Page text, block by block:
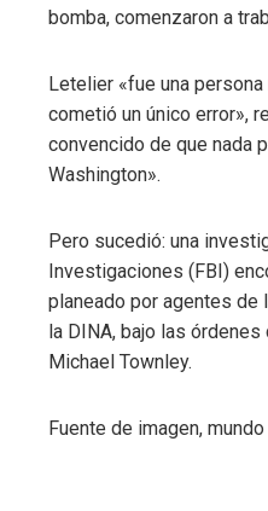
bomba, comenzaron a
Letelier «fue una
cometió un único error»,
convencido de que nada
Washington».
Pero sucedió: una
Investigaciones (FBI)
planeado por agentes de
la DINA, bajo las
Michael Townley.
Fuente de imagen,